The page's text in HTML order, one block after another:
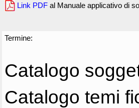
Link PDF al Manuale applicativo di
Termine:
Catalogo
Catalogo temi